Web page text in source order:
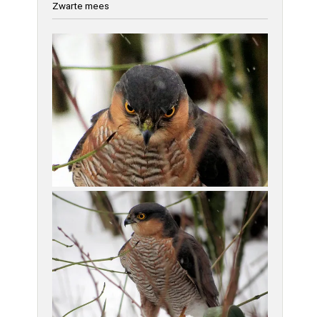
Zwarte mees